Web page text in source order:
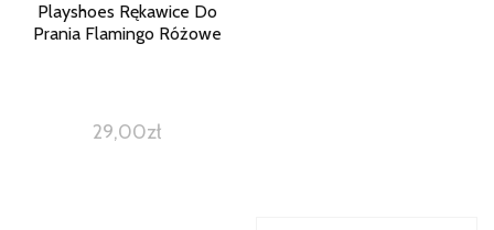
Playshoes Rękawice Do
Prania Flamingo Różowe
29,00zł